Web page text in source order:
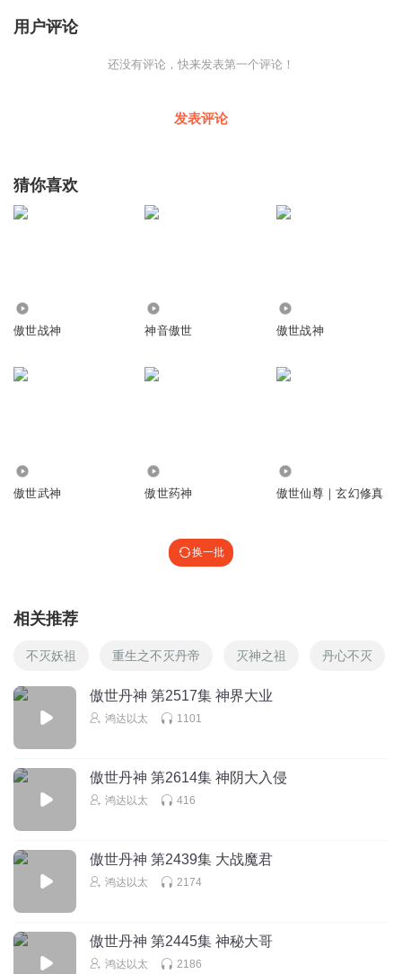
用户评论
还没有评论，快来发表第一个评论！
发表评论
猜你喜欢
傲世战神 神音傲世 傲世战神
傲世武神 傲世药神 傲世仙尊｜玄幻修真
换一批
相关推荐
不灭妖祖 重生之不灭丹帝 灭神之祖 丹心不灭
傲世丹神 第2517集 神界大业
鸿达以太 1101
傲世丹神 第2614集 神阴大入侵
鸿达以太 416
傲世丹神 第2439集 大战魔君
鸿达以太 2174
傲世丹神 第2445集 神秘大哥
鸿达以太 2186